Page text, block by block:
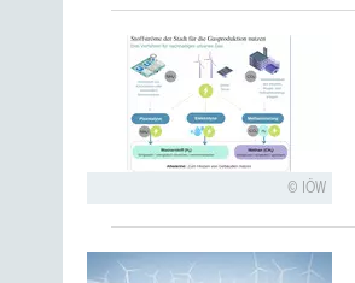
IÖW